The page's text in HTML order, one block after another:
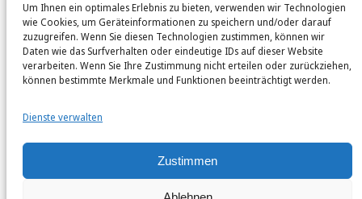
Um Ihnen ein optimales Erlebnis zu bieten, verwenden wir Technologien
wie Cookies, um Geräteinformationen zu speichern und/oder darauf
zuzugreifen. Wenn Sie diesen Technologien zustimmen, können wir
Daten wie das Surfverhalten oder eindeutige IDs auf dieser Website
verarbeiten. Wenn Sie Ihre Zustimmung nicht erteilen oder zurückziehen,
können bestimmte Merkmale und Funktionen beeinträchtigt werden.
Dienste verwalten
Zustimmen
karinfischerverlag_ac
@karinfischerverlag_ac
Follow
© 2026 by Karin Fischer Verlag GmbH